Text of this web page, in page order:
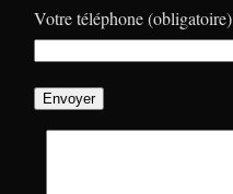
Votre téléphone (obligatoire)